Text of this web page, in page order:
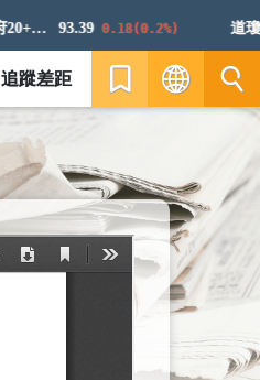
ICE美國政府20+年期債券指數 93.39 0.18(0.2%) 道瓊白
追蹤差距
EN